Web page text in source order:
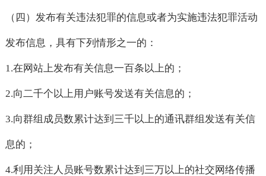
（四）发布有关违法犯罪的信息或者为实施违法犯罪活动
发布信息，具有下列情形之一的：
1.在网站上发布有关信息一百条以上的；
2.向二千个以上用户账号发送有关信息的；
3.向群组成员数累计达到三千以上的通讯群组发送有关信
息的；
4.利用关注人员账号数累计达到三万以上的社交网络传播